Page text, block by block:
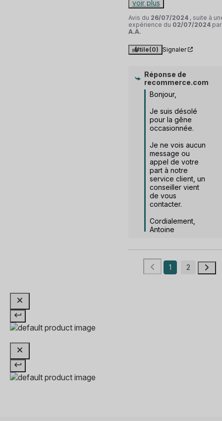
voir plus
Avis du 26/07/2024 , suite à
expérience du 02/07/2024 par
A.A.
Utile(0) Signaler
Réponse de
recommerce.com
Bonjour,
Je suis désolé
pour la gêne
occasionnée.
Je ne vois aucun
message ou
appel de votre
part à notre
service client, un
conseiller vient
de vous
contacter.
Cordialement,
Antoine
1 2